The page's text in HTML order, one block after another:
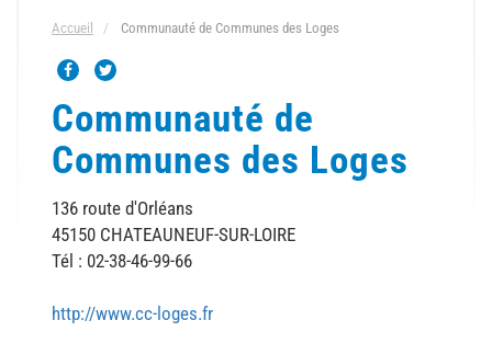
Accueil Communauté de Communes des Loges
Communauté de
Communes des Loges
136 route d'Orléans
45150 CHATEAUNEUF-SUR-LOIRE
Tél : 02-38-46-99-66
http://www.cc-loges.fr